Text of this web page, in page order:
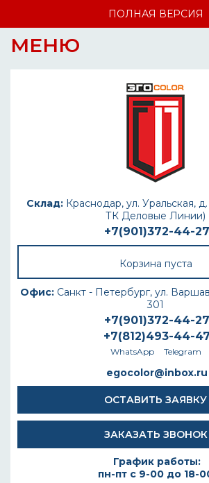
ПОЛНАЯ ВЕРСИЯ
МЕНЮ
Склад: Краснодар, ул. Уральская,
ТК Деловые Линии)
+7(901)372-44-27
Корзина пуста
Офис: Санкт - Петербург, ул.
301
+7(901)372-44-27
+7(812)493-44-47
WhatsApp Telegram
egocolor@inbox.ru
ОСТАВИТЬ ЗАЯВКУ
ЗАКАЗАТЬ ЗВОНОК
График работы:
пн-пт с 9-00 до 18-